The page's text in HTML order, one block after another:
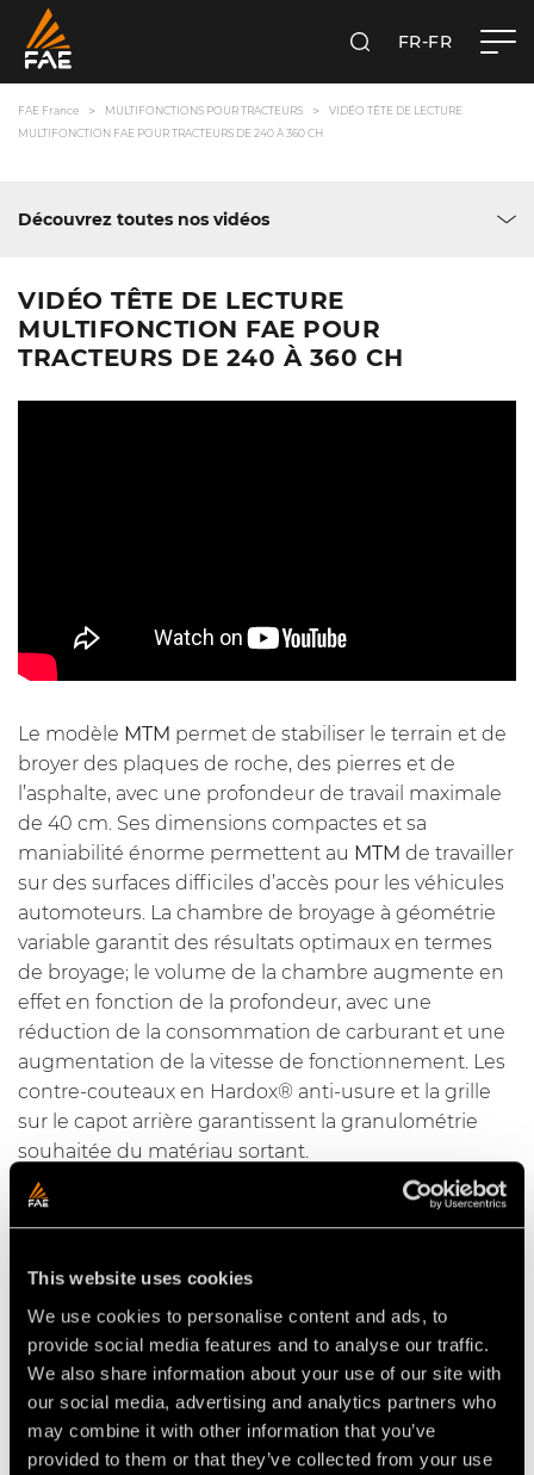
This website uses cookies
We use cookies to personalise content and ads, to
provide social media features and to analyse our traffic.
We also share information about your use of our site with
our social media, advertising and analytics partners who
may combine it with other information that you’ve
provided to them or that they’ve collected from your use
RECHERCHER
FR-FR
FAE France MULTIFONCTIONS POUR TRACTEURS
VIDÉO TÊTE DE LECTURE
MULTIFONCTION FAE POUR TRACTEURS DE 240 À 360 CH
Découvrez toutes nos vidéos
VIDÉO TÊTE DE LECTURE
MULTIFONCTION FAE POUR
TRACTEURS DE 240 À 360 CH
Le modèle MTM permet de stabiliser le terrain et de
broyer des plaques de roche, des pierres et de
l’asphalte, avec une profondeur de travail maximale
de 40 cm. Ses dimensions compactes et sa
maniabilité énorme permettent au MTM de travailler
sur des surfaces difficiles d’accès pour les véhicules
automoteurs. La chambre de broyage à géométrie
variable garantit des résultats optimaux en termes
de broyage; le volume de la chambre augmente en
effet en fonction de la profondeur, avec une
réduction de la consommation de carburant et une
augmentation de la vitesse de fonctionnement. Les
contre-couteaux en Hardox® anti-usure et la grille
sur le capot arrière garantissent la granulométrie
souhaitée du matériau sortant.
Video Multifonctions pour tracteurs